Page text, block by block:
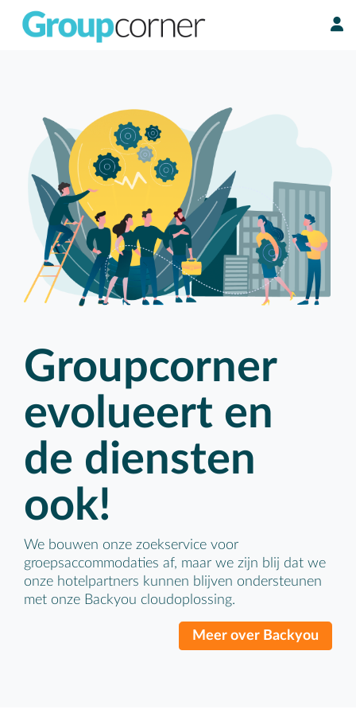
Groupcorner
evolueert en
de diensten
ook!
We bouwen onze zoekservice voor
groepsaccommodaties af, maar we zijn blij dat we
onze hotelpartners kunnen blijven ondersteunen
met onze Backyou cloudoplossing.
Meer over Backyou
Cookies beheer paneel